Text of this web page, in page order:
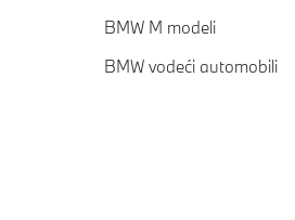
BMW M modeli
BMW vodeći automobili